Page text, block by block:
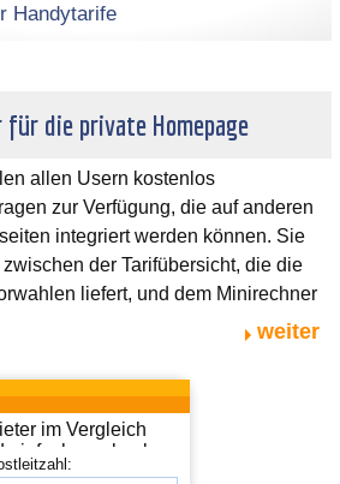
Handytarife
für die private Homepage
allen Usern kostenlos
zur Verfügung, die auf anderen
integriert werden können. Sie
zwischen der Tarifübersicht, die die
liefert, und dem Minirechner
weiter
im Vergleich
wechseln